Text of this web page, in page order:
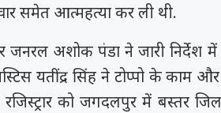
समेत आत्महत्या कर ली थी.
जनरल अशोक पंडा ने जारी निर्देश
यतींद्र सिंह ने टोप्पो के
को जगदलपुर में बस्तर